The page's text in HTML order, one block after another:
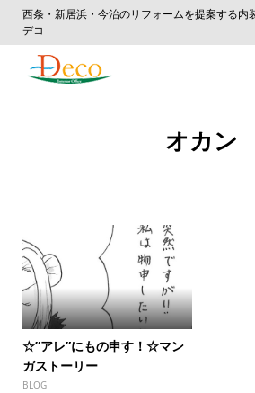
西条・新居浜・今治のリフォームを提案する内
デコ -
オカン
☆”アレ”にもの申す！☆マン
ガストーリー
BLOG